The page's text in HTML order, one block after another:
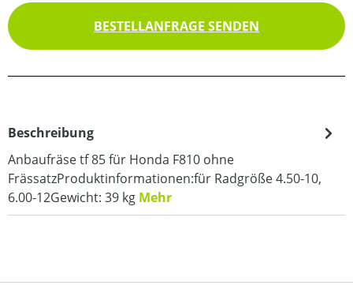
BESTELLANFRAGE SENDEN
Beschreibung
Anbaufräse tf 85 für Honda F810 ohne
FrässatzProduktinformationen:für Radgröße 4.50-10,
6.00-12Gewicht: 39 kg Mehr